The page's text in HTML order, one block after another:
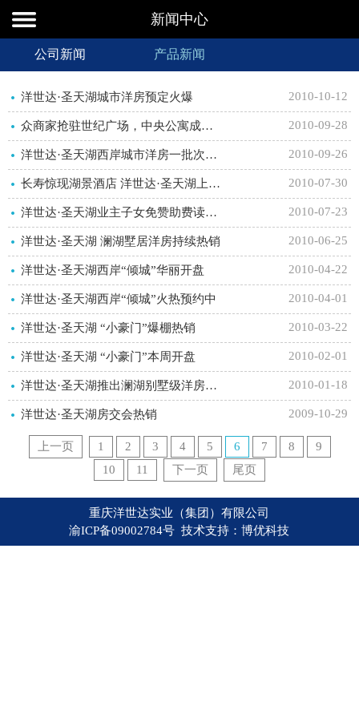
新闻中心
公司新闻 产品新闻
洋世达·圣天湖城市洋房预定火爆 2010-10-12
众商家抢驻世纪广场，中央公寓成投资“香饽饽” 2010-09-28
洋世达·圣天湖西岸城市洋房一批次10月16日开盘 2010-09-26
长寿惊现湖景酒店 洋世达·圣天湖上演配套升级版 2010-07-30
洋世达·圣天湖业主子女免赞助费读长寿中学 西岸趁势推出新洋房 2010-07-23
洋世达·圣天湖 澜湖墅居洋房持续热销 2010-06-25
洋世达·圣天湖西岸“倾城”华丽开盘 2010-04-22
洋世达·圣天湖西岸“倾城”火热预约中 2010-04-01
洋世达·圣天湖 “小豪门”爆棚热销 2010-03-22
洋世达·圣天湖 “小豪门”本周开盘 2010-02-01
洋世达·圣天湖推出澜湖别墅级洋房，仅40席 2010-01-18
洋世达·圣天湖房交会热销 2009-10-29
上一页 1 2 3 4 5 6 7 8
9
10
11 下一页 尾页
重庆洋世达实业（集团）有限公司
渝ICP备09002784号 技术支持：博优科技